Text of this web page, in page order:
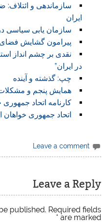
سازماندهی و
ایران
سازمان یابی سیاسی
پیرامون گشایش فضای
نقدی بر چشم انداز
در ایران”
چپ: گذشته و آینده
همایش پنجم و مشکلات
کارنامه اتحاد جمهوری
اتحاد جمهوری خواهان
Leave a comment
Leave a Reply
published. Required fields
are marked
*